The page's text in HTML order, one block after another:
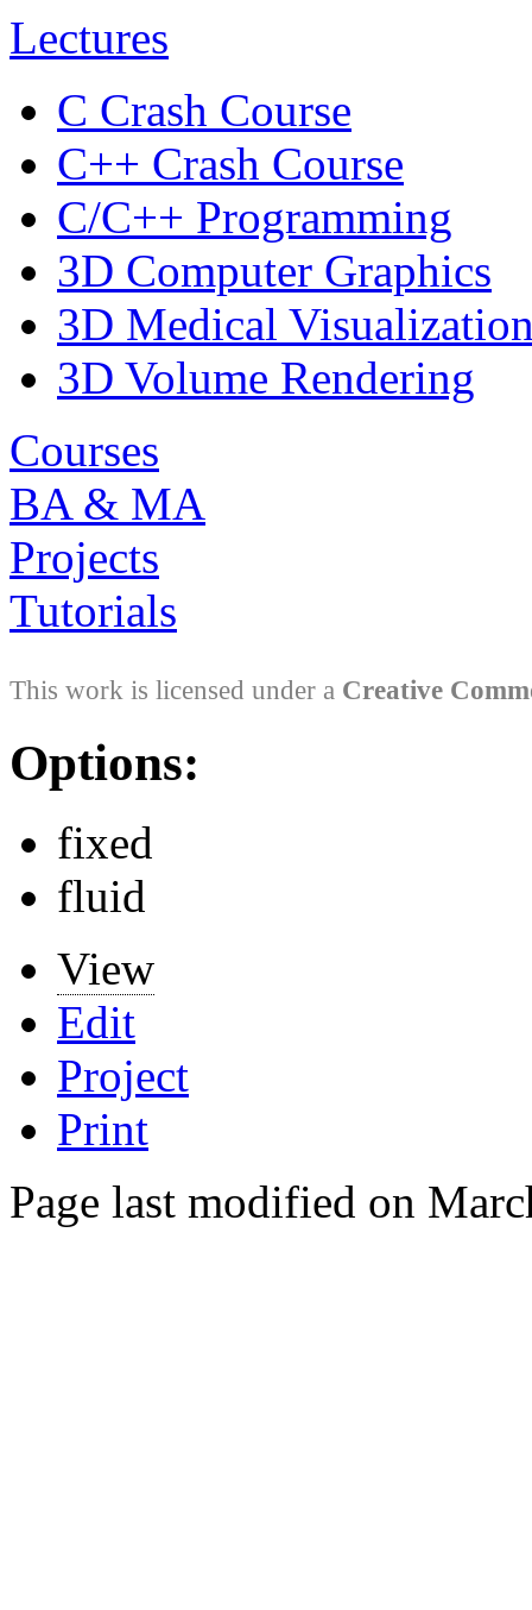
Lectures
C Crash Course
C++ Crash Course
C/C++ Programming
3D Computer Graphics
3D Medical
3D Volume Rendering
Courses
BA & MA
Projects
Tutorials
This work is licensed under a Creative
Options:
fixed
fluid
View
Edit
Project
Print
Page last modified on